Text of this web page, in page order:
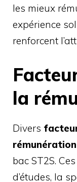
les mieux
expérience
renforcent
la
Divers
rémunération
bac ST2S.
d’études, la